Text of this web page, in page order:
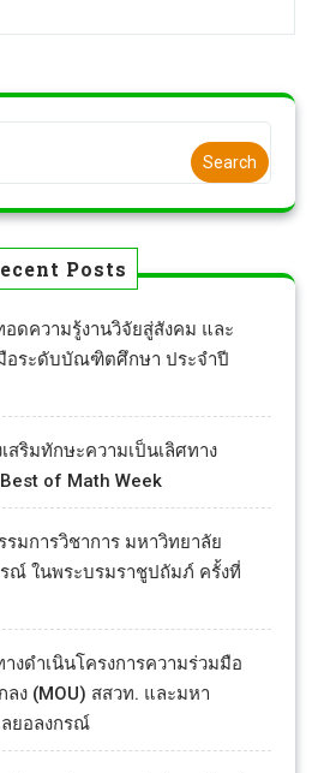
Search
Posts
อดความรู้งานวิจัยสู่สังคม และ
อระดับบัณฑิตศึกษา ประจำปี
สริมทักษะความเป็นเลิศทาง
of Math Week
มการวิชาการ มหาวิทยาลัย
ณ์ ในพระบรมราชูปถัมภ์ ครั้งที่
งดำเนินโครงการความร่วมมือ
ง (MOU) สสวท. และมหา
ยอลงกรณ์